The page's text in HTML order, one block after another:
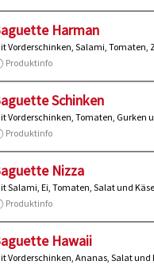
Harman
Vorderschinken, Salami, Tomaten,
Produktinfo
Schinken
Vorderschinken, Tomaten, Gurken
Produktinfo
Nizza
Salami, Ei, Tomaten, Salat und Käse
Produktinfo
Hawaii
Vorderschinken, Ananas, Salat und